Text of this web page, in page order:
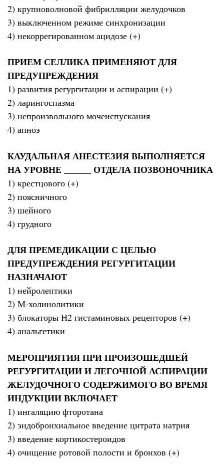
2) крупноволновой фибрилляции желудочков
3) выключенном режиме синхронизации
4) некоррегированном ацидозе (+)
ПРИЕМ СЕЛЛИКА ПРИМЕНЯЮТ ДЛЯ
ПРЕДУПРЕЖДЕНИЯ
1) развития регургитации и аспирации (+)
2) ларингоспазма
3) непроизвольного мочеиспускания
4) апноэ
КАУДАЛЬНАЯ АНЕСТЕЗИЯ ВЫПОЛНЯЕТСЯ
НА УРОВНЕ ______ ОТДЕЛА ПОЗВОНОЧНИКА
1) крестцового (+)
2) поясничного
3) шейного
4) грудного
ДЛЯ ПРЕМЕДИКАЦИИ С ЦЕЛЬЮ
ПРЕДУПРЕЖДЕНИЯ РЕГУРГИТАЦИИ
НАЗНАЧАЮТ
1) нейролептики
2) М-холинолитики
3) блокаторы Н2 гистаминовых рецепторов (+)
4) анальгетики
МЕРОПРИЯТИЯ ПРИ ПРОИЗОШЕДШЕЙ
РЕГУРГИТАЦИИ И ЛЕГОЧНОЙ АСПИРАЦИИ
ЖЕЛУДОЧНОГО СОДЕРЖИМОГО ВО ВРЕМЯ
ИНДУКЦИИ ВКЛЮЧАЕТ
1) ингаляцию фторотана
2) эндобронхиальное введение цитрата натрия
3) введение кортикостероидов
4) очищение ротовой полости и бронхов (+)